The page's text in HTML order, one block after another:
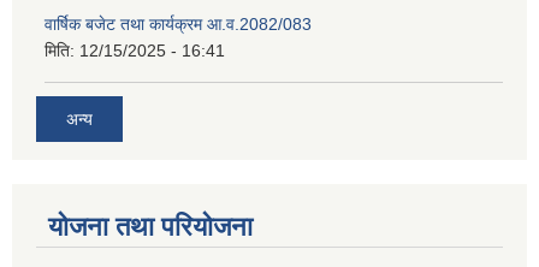
वार्षिक बजेट तथा कार्यक्रम आ.व.2082/083
मिति: 12/15/2025 - 16:41
अन्य
योजना तथा परियोजना